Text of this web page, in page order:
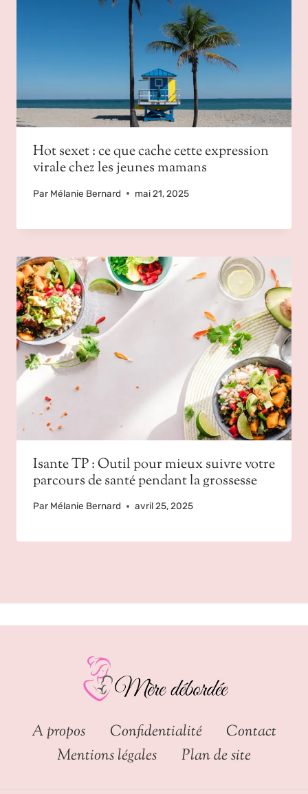
Hot sexet : ce que cache cette expression
virale chez les jeunes mamans
Par Mélanie Bernard mai 21, 2025
Isante TP : Outil pour mieux suivre votre
parcours de santé pendant la grossesse
Par Mélanie Bernard avril 25, 2025
A propos Confidentialité
Contact
Mentions légales
Plan de site